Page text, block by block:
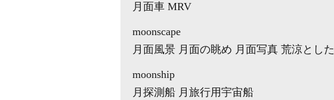
月面車 MRV
moonscape
月面風景 月面の眺め 月面写真 荒涼とし
moonship
月探測船 月旅行用宇宙船